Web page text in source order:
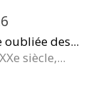
oubliée des...
siècle,...